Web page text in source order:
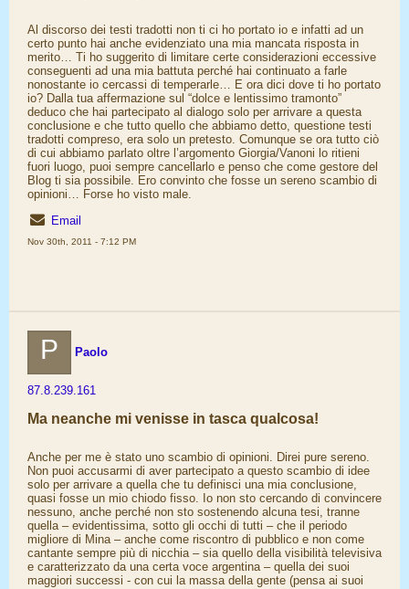
Al discorso dei testi tradotti non ti ci ho portato io e infatti ad un
certo punto hai anche evidenziato una mia mancata risposta in
merito… Ti ho suggerito di limitare certe considerazioni eccessive
conseguenti ad una mia battuta perché hai continuato a farle
nonostante io cercassi di temperarle… E ora dici dove ti ho portato
io? Dalla tua affermazione sul “dolce e lentissimo tramonto”
deduco che hai partecipato al dialogo solo per arrivare a questa
conclusione e che tutto quello che abbiamo detto, questione testi
tradotti compreso, era solo un pretesto. Comunque se ora tutto ciò
di cui abbiamo parlato oltre l’argomento Giorgia/Vanoni lo ritieni
fuori luogo, puoi sempre cancellarlo e penso che come gestore del
Blog ti sia possibile. Ero convinto che fosse un sereno scambio di
opinioni… Forse ho visto male.
Email
Nov 30th, 2011 - 7:12 PM
P Paolo
87.8.239.161
Ma neanche mi venisse in tasca qualcosa!
Anche per me è stato uno scambio di opinioni. Direi pure sereno.
Non puoi accusarmi di aver partecipato a questo scambio di idee
solo per arrivare a quella che tu definisci una mia conclusione,
quasi fosse un mio chiodo fisso. Io non sto cercando di convincere
nessuno, anche perché non sto sostenendo alcuna tesi, tranne
quella – evidentissima, sotto gli occhi di tutti – che il periodo
migliore di Mina – anche come riscontro di pubblico e non come
cantante sempre più di nicchia – sia quello della visibilità televisiva
e caratterizzato da una certa voce argentina – quella dei suoi
maggiori successi - con cui la massa della gente (pensa ai suoi